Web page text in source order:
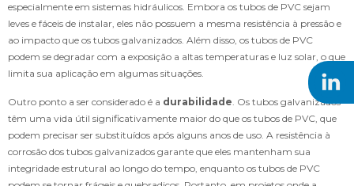
especialmente em sistemas hidráulicos. Embora os tubos de PVC sejam
leves e fáceis de instalar, eles não possuem a mesma resistência à pressão e
ao impacto que os tubos galvanizados. Além disso, os tubos de PVC
podem se degradar com a exposição a altas temperaturas e luz solar, o que
limita sua aplicação em algumas situações.
Outro ponto a ser considerado é a durabilidade. Os tubos galvanizados
têm uma vida útil significativamente maior do que os tubos de PVC, que
podem precisar ser substituídos após alguns anos de uso. A resistência à
corrosão dos tubos galvanizados garante que eles mantenham sua
integridade estrutural ao longo do tempo, enquanto os tubos de PVC